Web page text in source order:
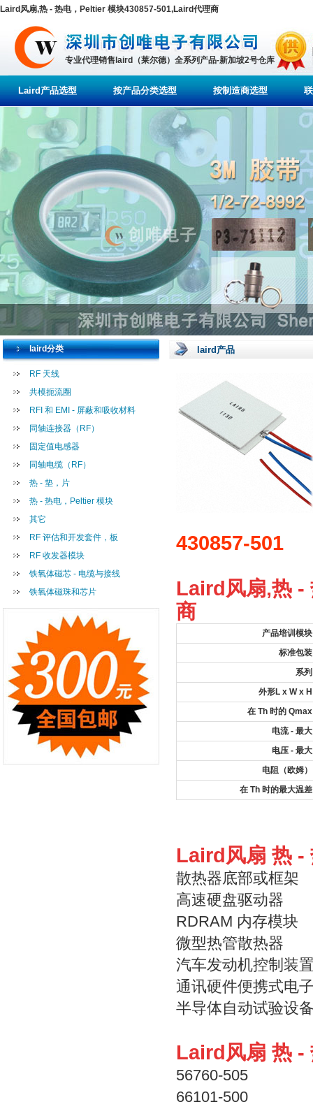
Laird风扇,热 - 热电，Peltier 模块430857-501,Laird代理商
专业代理销售laird（莱尔德）全系列产品-新加坡2号仓库
Laird产品选型 按产品分类选型 按制造商选型
laird分类
RF 天线
共模扼流圈
RFI 和 EMI - 屏蔽和吸收材料
同轴连接器（RF）
固定值电感器
同轴电缆（RF）
热 - 垫，片
热 - 热电，Peltier 模块
其它
RF 评估和开发套件，板
RF 收发器模块
铁氧体磁芯 - 电缆与接线
铁氧体磁珠和芯片
laird产品
430857-501
Laird风扇,热 -
商
产品培训模
标准包
系
外形L x W x
在 Th 时的
电流 - 最
电压 - 最
电阻（欧姆
在 Th 时的最大温
Laird风扇 热 -
散热器底部或框架
高速硬盘驱动器
RDRAM 内存模块
微型热管散热器
汽车发动机控制装
通讯硬件便携式电
半导体自动试验设
Laird风扇 热 -
56760-505
66101-500